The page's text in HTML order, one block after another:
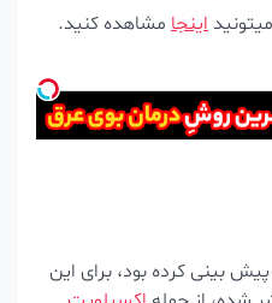
اینجامشاهده کنید.
کرده بود، برای این